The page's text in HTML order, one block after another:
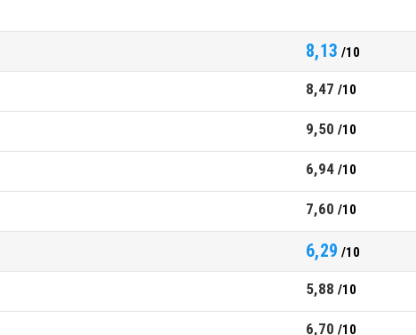
8,13 /10
8,47 /10
9,50 /10
6,94 /10
7,60 /10
6,29 /10
5,88 /10
6,70 /10